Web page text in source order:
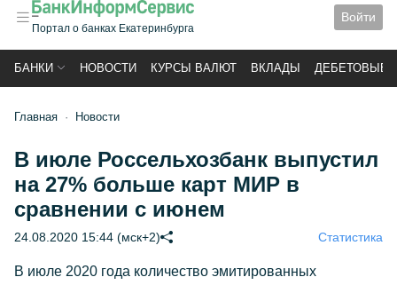
Портал о банках Екатеринбурга
Войти
БАНКИ НОВОСТИ КУРСЫ ВАЛЮТ ВКЛАДЫ ДЕБЕТОВЫЕ
Главная Новости
В июле Россельхозбанк выпустил
на 27% больше карт МИР в
сравнении с июнем
24.08.2020 15:44 (мск+2) Статистика
В июле 2020 года количество эмитированных